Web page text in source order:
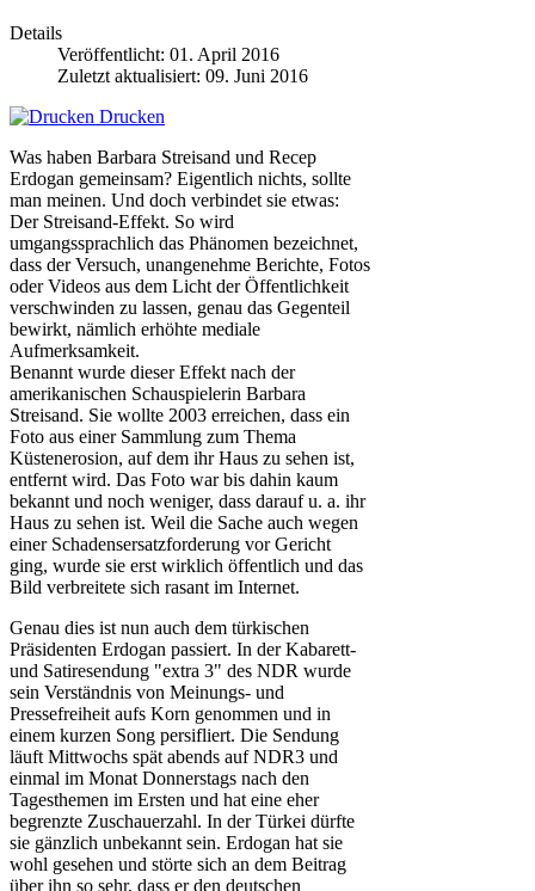
Details
Veröffentlicht: 01. April 2016
Zuletzt aktualisiert: 09. Juni 2016
Drucken
Was haben Barbara Streisand und Recep
Erdogan gemeinsam? Eigentlich nichts, sollte
man meinen. Und doch verbindet sie etwas:
Der Streisand-Effekt. So wird
umgangssprachlich das Phänomen bezeichnet,
dass der Versuch, unangenehme Berichte, Fotos
oder Videos aus dem Licht der Öffentlichkeit
verschwinden zu lassen, genau das Gegenteil
bewirkt, nämlich erhöhte mediale
Aufmerksamkeit.
Benannt wurde dieser Effekt nach der
amerikanischen Schauspielerin Barbara
Streisand. Sie wollte 2003 erreichen, dass ein
Foto aus einer Sammlung zum Thema
Küstenerosion, auf dem ihr Haus zu sehen ist,
entfernt wird. Das Foto war bis dahin kaum
bekannt und noch weniger, dass darauf u. a. ihr
Haus zu sehen ist. Weil die Sache auch wegen
einer Schadensersatzforderung vor Gericht
ging, wurde sie erst wirklich öffentlich und das
Bild verbreitete sich rasant im Internet.
Genau dies ist nun auch dem türkischen
Präsidenten Erdogan passiert. In der Kabarett-
und Satiresendung "extra 3" des NDR wurde
sein Verständnis von Meinungs- und
Pressefreiheit aufs Korn genommen und in
einem kurzen Song persifliert. Die Sendung
läuft Mittwochs spät abends auf NDR3 und
einmal im Monat Donnerstags nach den
Tagesthemen im Ersten und hat eine eher
begrenzte Zuschauerzahl. In der Türkei dürfte
sie gänzlich unbekannt sein. Erdogan hat sie
wohl gesehen und störte sich an dem Beitrag
über ihn so sehr, dass er den deutschen